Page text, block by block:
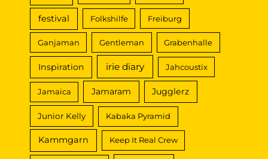
festival Folkshilfe Freiburg
Ganjaman Gentleman Grabenhalle
Inspiration irie diary Jahcoustix
Jamaica Jamaram Jugglerz
Junior Kelly Kabaka Pyramid
Kammgarn Keep It Real Crew